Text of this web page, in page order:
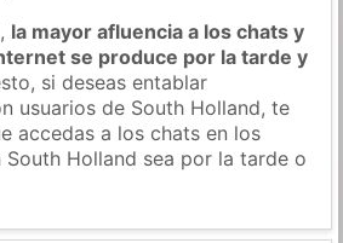
la mayor afluencia a los chats y
se produce por la tarde y
si deseas entablar
usuarios de South Holland, te
accedas a los chats en los
South Holland sea por la tarde o